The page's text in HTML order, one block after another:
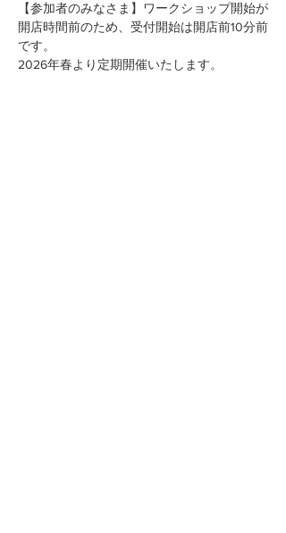
【参加者のみなさま】ワークショップ開始が
開店時間前のため、受付開始は開店前10分前
です。
2026年春より定期開催いたします。